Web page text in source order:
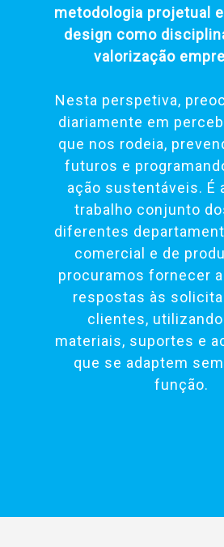
metodologia projetual
design como
valorização
Nesta perspetiva,
diariamente em
que nos rodeia,
futuros e
ação sustentáveis. É
trabalho conjunto
diferentes
comercial e de
procuramos fornecer
respostas às
clientes,
materiais, suportes e
que se adaptem
função.